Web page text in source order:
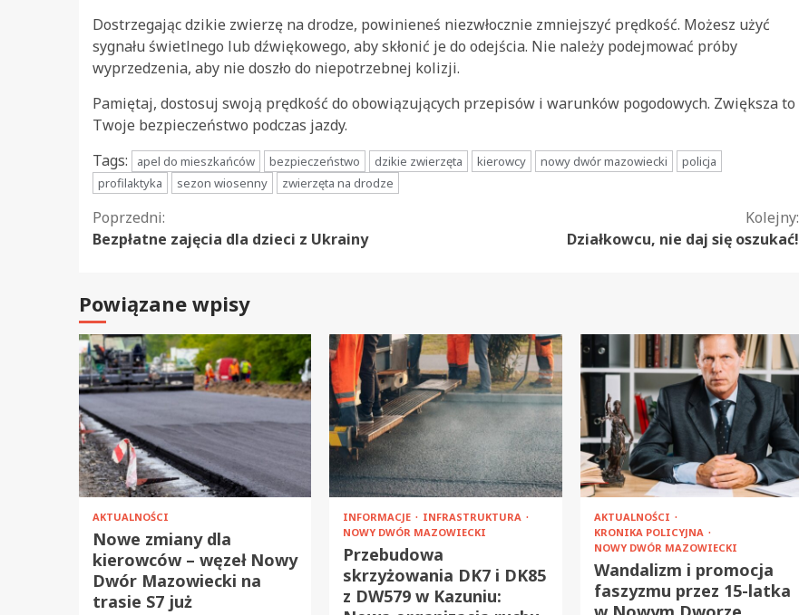
Dostrzegając dzikie zwierzę na drodze, powinieneś niezwłocznie zmniejszyć prędkość. Możesz użyć
sygnału świetlnego lub dźwiękowego, aby skłonić je do odejścia. Nie należy podejmować próby
wyprzedzenia, aby nie doszło do niepotrzebnej kolizji.
Pamiętaj, dostosuj swoją prędkość do obowiązujących przepisów i warunków pogodowych. Zwiększa to
Twoje bezpieczeństwo podczas jazdy.
Tags:
apel do mieszkańców bezpieczeństwo dzikie zwierzęta kierowcy nowy dwór mazowiecki
policja
profilaktyka
sezon wiosenny zwierzęta na drodze
Kontynuuj
czytanie
Poprzedni:
Bezpłatne zajęcia dla dzieci z Ukrainy
Kolejny:
Działkowcu, nie daj się oszukać!
Powiązane wpisy
AKTUALNOŚCI
Nowe zmiany dla
kierowców – węzeł Nowy
Dwór Mazowiecki na
trasie S7 już
INFORMACJE
INFRASTRUKTURA
NOWY DWÓR MAZOWIECKI
Przebudowa
skrzyżowania DK7 i DK85
z DW579 w Kazuniu:
AKTUALNOŚCI
KRONIKA POLICYJNA
NOWY DWÓR MAZOWIECKI
Wandalizm i promocja
faszyzmu przez 15-latka